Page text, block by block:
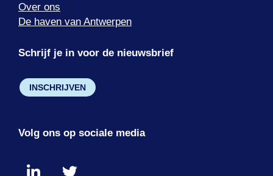
Over ons
De haven van Antwerpen
Schrijf je in voor de nieuwsbrief
INSCHRIJVEN
Volg ons op sociale media